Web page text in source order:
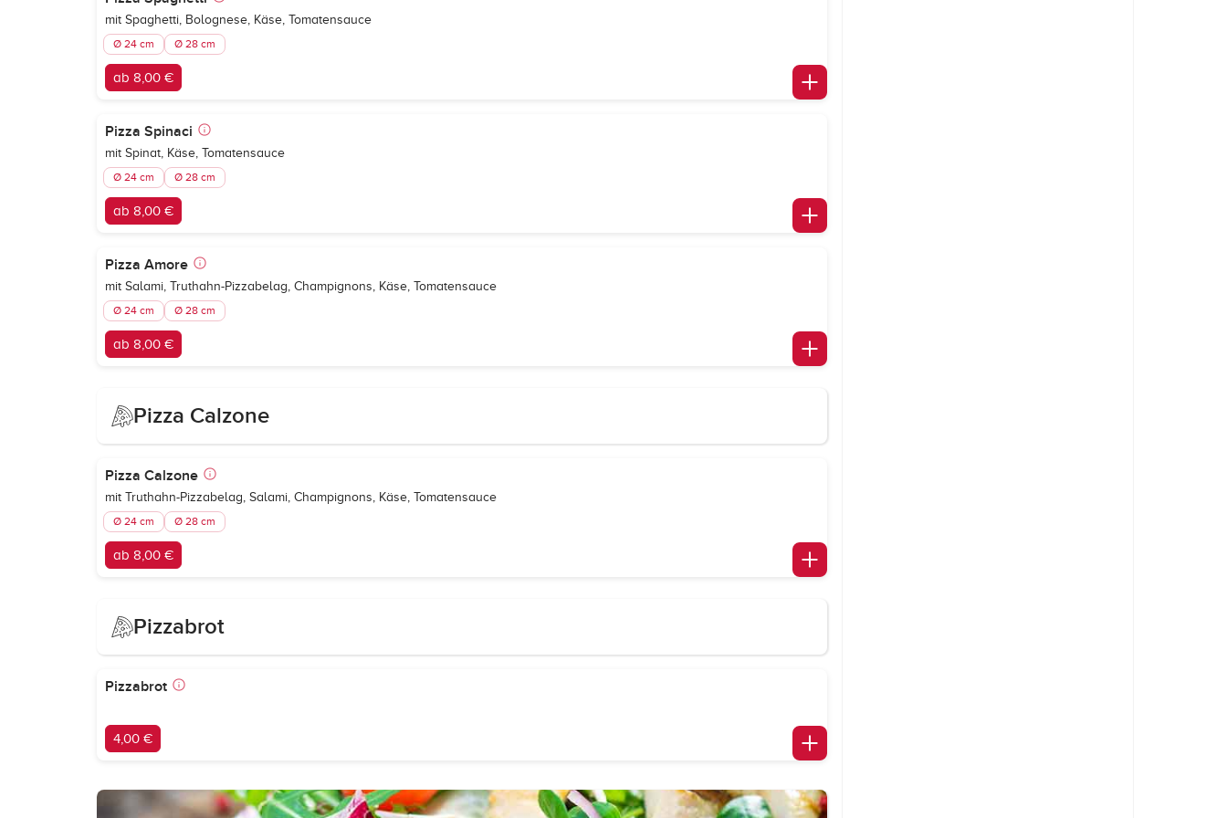
mit Spaghetti, Bolognese, Käse, Tomatensauce
Ø 24 cm Ø 28 cm
ab 8,00 €
Pizza Spinaci
mit Spinat, Käse, Tomatensauce
Ø 24 cm Ø 28 cm
ab 8,00 €
Pizza Amore
mit Salami, Truthahn-Pizzabelag, Champignons, Käse, Tomatensauce
Ø 24 cm Ø 28 cm
ab 8,00 €
Pizza Calzone
Pizza Calzone
mit Truthahn-Pizzabelag, Salami, Champignons, Käse, Tomatensauce
Ø 24 cm Ø 28 cm
ab 8,00 €
Pizzabrot
Pizzabrot
4,00 €